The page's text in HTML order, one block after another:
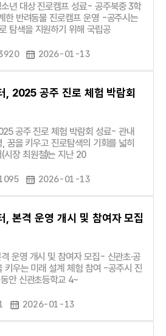
년 대상 진로캠프 성료- 공주북중 3학
한 반려동물 진로캠프 운영 -공주시는
탐색을 지원하기 위해 국립공
2026-01-13
, 2025 공주 진로 체험 박람회
공주 진로 체험 박람회 성료- 관내
꿈을 키우고 진로탐색의 기회를 넓히
장 최원철)는 지난 20
2026-01-13
, 본격 운영 개시 및 참여자 모집
운영 개시 및 참여자 모집- 신관초·공
키우는 미래 설계 체험 참여 -공주시 진
안 신관초등학교 4~
2026-01-13